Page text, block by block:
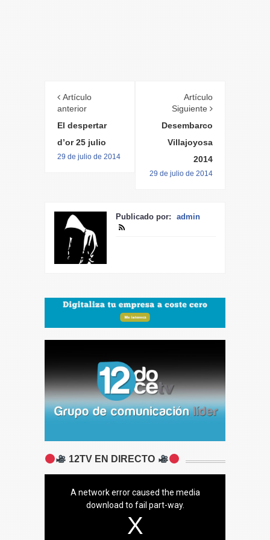
Artículo
anterior
El despertar
d’or 25 julio
29 de julio de 2014
Artículo
Siguiente
Desembarco
Villajoyosa
2014
29 de julio de 2014
Publicado por: admin
12TV EN DIRECTO
A network error caused the media
download to fail part-way.